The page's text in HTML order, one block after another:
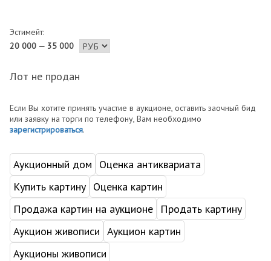
Эстимейт:
20 000 — 35 000
Лот не продан
Если Вы хотите принять участие в аукционе, оставить заочный бид
или заявку на торги по телефону, Вам необходимо
зарегистрироваться.
Аукционный дом
Оценка антиквариата
Купить картину Оценка картин
Продажа картин на аукционе
Продать картину
Аукцион живописи Аукцион картин
Аукционы живописи